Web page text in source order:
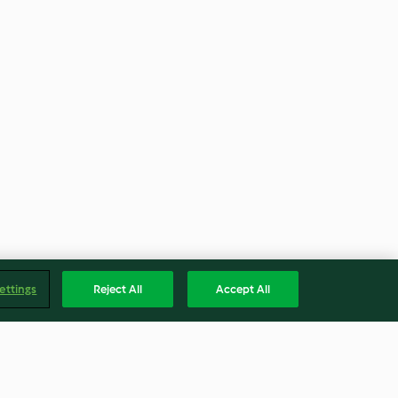
Reject All Accept All